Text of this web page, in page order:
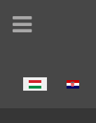
Válasszon nyelvet